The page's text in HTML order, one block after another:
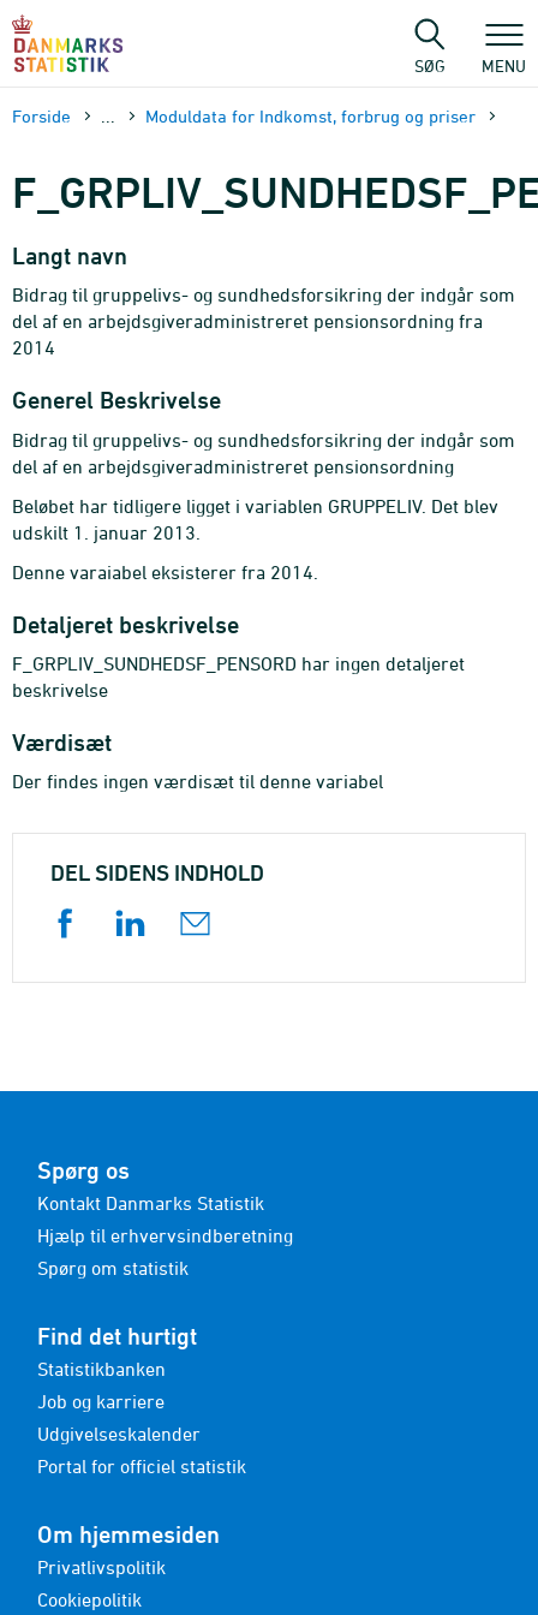
sidens
SØG MENU
Forside Moduldata for Indkomst, forbrug og priser
Langt navn
Bidrag til gruppelivs- og sundhedsforsikring der indgår som
del af en arbejdsgiveradministreret pensionsordning fra
2014
Generel Beskrivelse
Bidrag til gruppelivs- og sundhedsforsikring der indgår som
del af en arbejdsgiveradministreret pensionsordning
Beløbet har tidligere ligget i variablen GRUPPELIV. Det blev
udskilt 1. januar 2013.
Denne varaiabel eksisterer fra 2014.
Detaljeret beskrivelse
F_GRPLIV_SUNDHEDSF_PENSORD har ingen detaljeret
beskrivelse
Værdisæt
Der findes ingen værdisæt til denne variabel
DEL SIDENS INDHOLD
Spørg os
Kontakt Danmarks Statistik
Hjælp til erhvervsindberetning
Spørg om statistik
Find det hurtigt
Statistikbanken
Job og karriere
Udgivelseskalender
Portal for officiel statistik
Om hjemmesiden
Privatlivspolitik
Cookiepolitik